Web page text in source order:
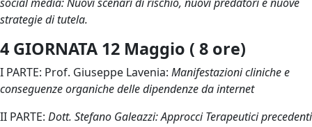
strategie di tutela.
4 GIORNATA 12 Maggio ( 8 ore)
I PARTE: Prof. Giuseppe Lavenia: Manifestazioni cliniche e
conseguenze organiche delle dipendenze da internet
II PARTE: Dott. Stefano Galeazzi: Approcci Terapeutici precedenti